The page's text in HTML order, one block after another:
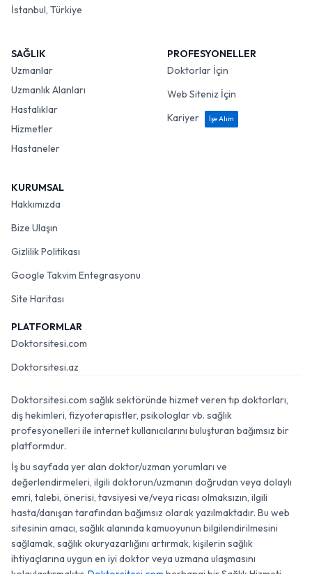
İstanbul, Türkiye
SAĞLIK
Uzmanlar
Uzmanlık Alanları
Hastalıklar
Hizmetler
Hastaneler
PROFESYONELLER
Doktorlar İçin
Web Siteniz İçin
Kariyer
İşe Alım
KURUMSAL
Hakkımızda
Bize Ulaşın
Gizlilik Politikası
Google Takvim Entegrasyonu
Site Haritası
PLATFORMLAR
Doktorsitesi.com
Doktorsitesi.az
Doktorsitesi.com sağlık sektöründe hizmet veren tıp doktorları,
diş hekimleri, fizyoterapistler, psikologlar vb. sağlık
profesyonelleri ile internet kullanıcılarını buluşturan bağımsız bir
platformdur.
İş bu sayfada yer alan doktor/uzman yorumları ve
değerlendirmeleri, ilgili doktorun/uzmanın doğrudan veya dolaylı
emri, talebi, önerisi, tavsiyesi ve/veya ricası olmaksızın, ilgili
hasta/danışan tarafından bağımsız olarak yazılmaktadır. Bu web
sitesinin amacı, sağlık alanında kamuoyunun bilgilendirilmesini
sağlamak, sağlık okuryazarlığını artırmak, kişilerin sağlık
ihtiyaçlarına uygun en iyi doktor veya uzmana ulaşmasını